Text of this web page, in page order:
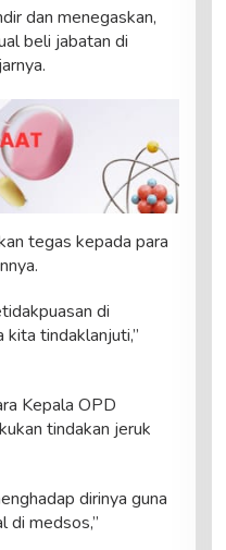
dan menegaskan,
beli jabatan di
tegas kepada para
di
tindaklanjuti,”
Kepala OPD
tindakan jeruk
dirinya guna
di medsos,”